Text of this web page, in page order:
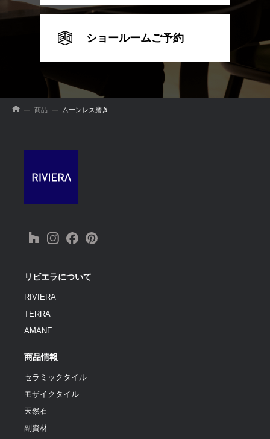
ショールームご予約
商品 ムーンレス磨き
リビエラについて
RIVIERA
TERRA
AMANE
商品情報
セラミックタイル
モザイクタイル
天然石
副資材